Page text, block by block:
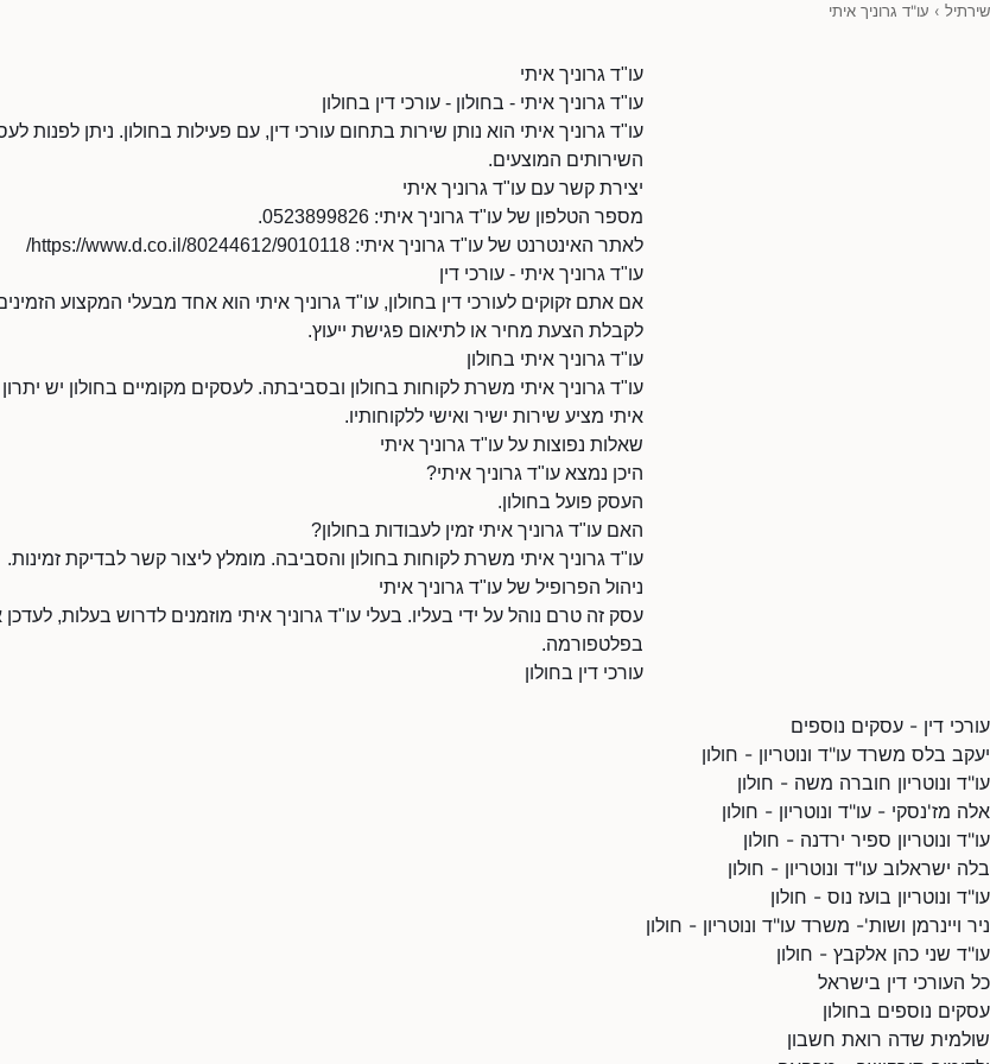
שירתיל › עו"ד גרוניך איתי
עו"ד גרוניך איתי
עו"ד גרוניך איתי - בחולון - עורכי דין בחולון
עו"ד גרוניך איתי הוא נותן שירות בתחום עורכי דין, עם פעילות בחולון. ניתן לפנות
השירותים המוצעים.
יצירת קשר עם עו"ד גרוניך איתי
מספר הטלפון של עו"ד גרוניך איתי: 0523899826.
לאתר האינטרנט של עו"ד גרוניך איתי: https://www.d.co.il/80244612/9010118/
עו"ד גרוניך איתי - עורכי דין
אם אתם זקוקים לעורכי דין בחולון, עו"ד גרוניך איתי הוא אחד מבעלי המקצוע
לקבלת הצעת מחיר או לתיאום פגישת ייעוץ.
עו"ד גרוניך איתי בחולון
עו"ד גרוניך איתי משרת לקוחות בחולון ובסביבתה. לעסקים מקומיים בחולון יש יתרון
איתי מציע שירות ישיר ואישי ללקוחותיו.
שאלות נפוצות על עו"ד גרוניך איתי
היכן נמצא עו"ד גרוניך איתי?
העסק פועל בחולון.
האם עו"ד גרוניך איתי זמין לעבודות בחולון?
עו"ד גרוניך איתי משרת לקוחות בחולון והסביבה. מומלץ ליצור קשר לבדיקת זמינות.
ניהול הפרופיל של עו"ד גרוניך איתי
עסק זה טרם נוהל על ידי בעליו. בעלי עו"ד גרוניך איתי מוזמנים לדרוש בעלות,
בפלטפורמה.
עורכי דין בחולון
עורכי דין - עסקים נוספים
יעקב בלס משרד עו"ד ונוטריון - חולון
עו"ד ונוטריון חוברה משה - חולון
אלה מז'נסקי - עו"ד ונוטריון - חולון
עו"ד ונוטריון ספיר ירדנה - חולון
בלה ישראלוב עו"ד ונוטריון - חולון
עו"ד ונוטריון בועז נוס - חולון
ניר ויינרמן ושות'- משרד עו"ד ונוטריון - חולון
עו"ד שני כהן אלקבץ - חולון
כל העורכי דין בישראל
עסקים נוספים בחולון
שולמית שדה רואת חשבון